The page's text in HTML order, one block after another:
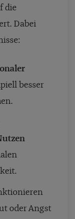
die
Dabei
besser
oder Angst